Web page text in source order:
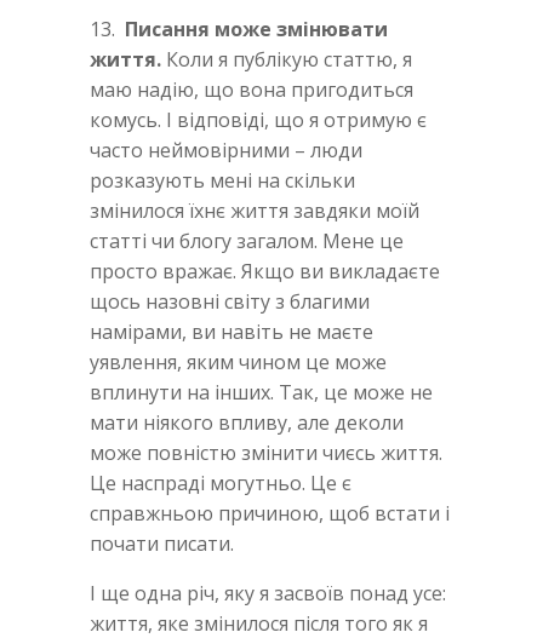
13. Писання може змінювати
життя. Коли я публікую статтю, я
маю надію, що вона пригодиться
комусь. І відповіді, що я отримую є
часто неймовірними – люди
розказують мені на скільки
змінилося їхнє життя завдяки моїй
статті чи блогу загалом. Мене це
просто вражає. Якщо ви викладаєте
щось назовні світу з благими
намірами, ви навіть не маєте
уявлення, яким чином це може
вплинути на інших. Так, це може не
мати ніякого впливу, але деколи
може повністю змінити чиєсь життя.
Це наспраді могутньо. Це є
справжньою причиною, щоб встати і
почати писати.
І ще одна річ, яку я засвоїв понад усе:
життя, яке змінилося після того як я